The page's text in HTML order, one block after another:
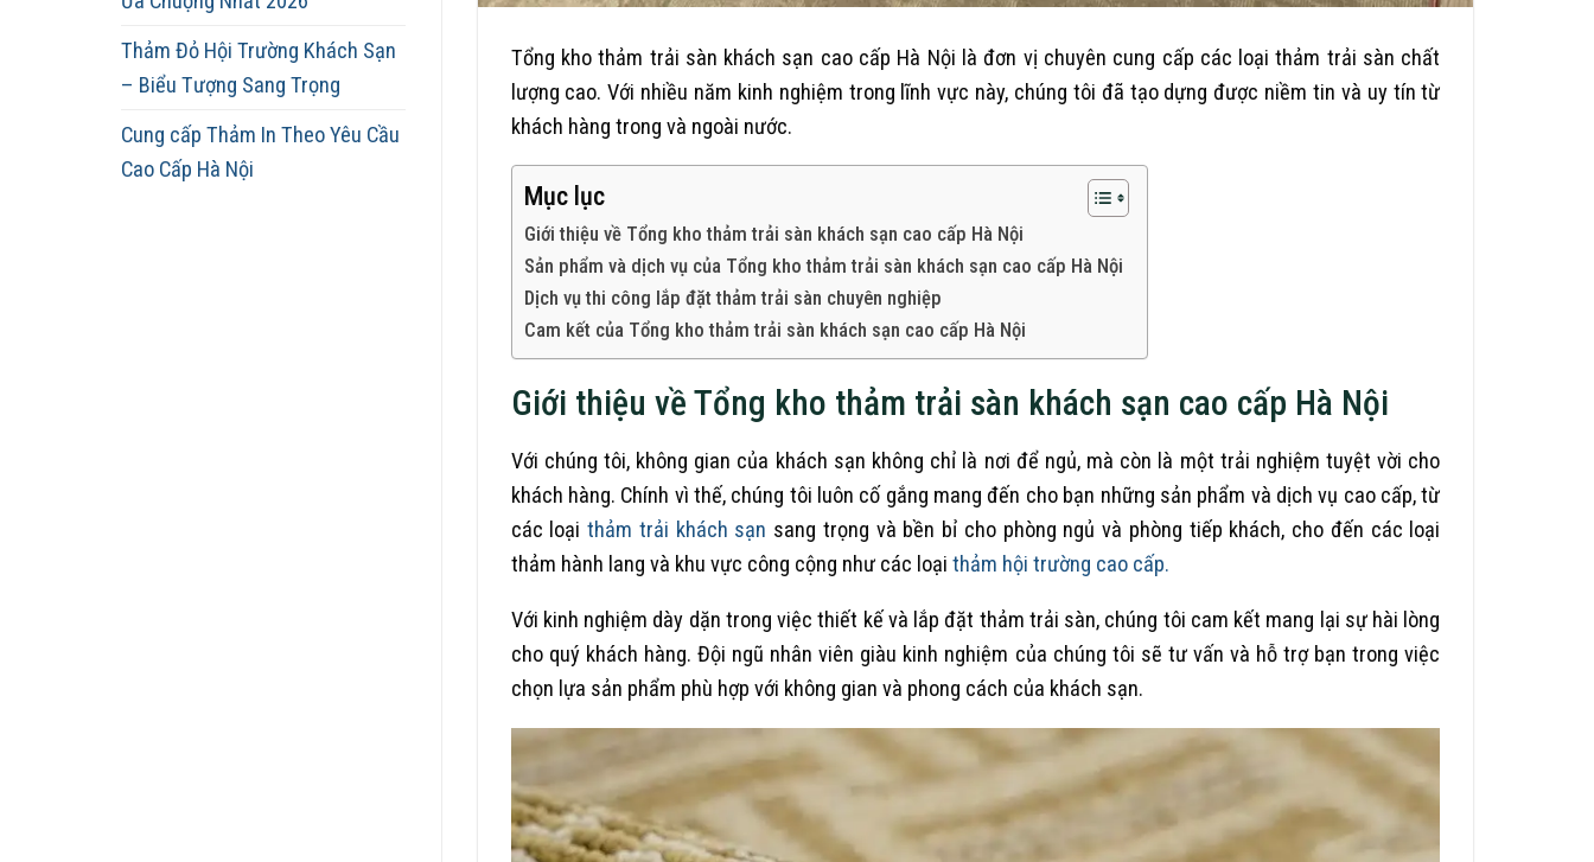
Thảm Đỏ Hội Trường Khách Sạn
– Biểu Tượng Sang Trọng
Cung cấp Thảm In Theo Yêu Cầu
Cao Cấp Hà Nội
Tổng kho thảm trải sàn khách sạn cao cấp Hà Nội là đơn vị chuyên cung cấp các loại thảm trải sàn chất
lượng cao. Với nhiều năm kinh nghiệm trong lĩnh vực này, chúng tôi đã tạo dựng được niềm tin và uy tín từ
khách hàng trong và ngoài nước.
Mục lục
Giới thiệu về Tổng kho thảm trải sàn khách sạn cao cấp Hà Nội
Sản phẩm và dịch vụ của Tổng kho thảm trải sàn khách sạn cao cấp Hà Nội
Dịch vụ thi công lắp đặt thảm trải sàn chuyên nghiệp
Cam kết của Tổng kho thảm trải sàn khách sạn cao cấp Hà Nội
Giới thiệu về Tổng kho thảm trải sàn khách sạn cao cấp Hà Nội
Với chúng tôi, không gian của khách sạn không chỉ là nơi để ngủ, mà còn là một trải nghiệm tuyệt vời cho
khách hàng. Chính vì thế, chúng tôi luôn cố gắng mang đến cho bạn những sản phẩm và dịch vụ cao cấp, từ
các loạithảm trải khách sạn sang trọng và bền bỉ cho phòng ngủ và phòng tiếp khách, cho đến các loại
thảm hành lang và khu vực công cộng như các loại thảm hội trường cao cấp.
Với kinh nghiệm dày dặn trong việc thiết kế và lắp đặt thảm trải sàn, chúng tôi cam kết mang lại sự hài lòng
cho quý khách hàng. Đội ngũ nhân viên giàu kinh nghiệm của chúng tôi sẽ tư vấn và hỗ trợ bạn trong việc
chọn lựa sản phẩm phù hợp với không gian và phong cách của khách sạn.